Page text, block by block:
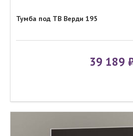
Тумба под ТВ Верди 195
39 189